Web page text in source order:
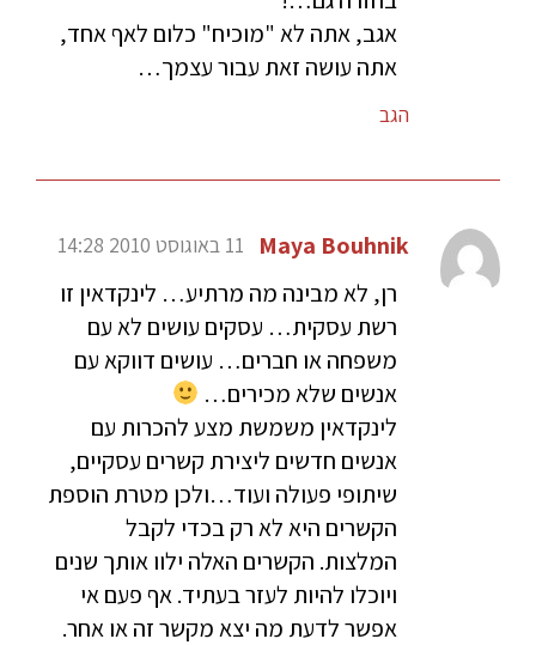
אגב, אתה לא "מוכיח" כלום לאף אחד,
אתה עושה זאת עבור עצמך…
הגב
Maya Bouhnik 11 באוגוסט 2010 14:28
רן, לא מבינה מה מרתיע… לינקדאין זו
רשת עסקית… עסקים עושים לא עם
משפחה או חברים… עושים דווקא עם
אנשים שלא מכירים…
לינקדאין משמשת מצע להכרות עם
אנשים חדשים ליצירת קשרים עסקיים,
שיתופי פעולה ועוד…ולכן מטרת הוספת
הקשרים היא לא רק בכדי לקבל
המלצות. הקשרים האלה ילוו אותך שנים
ויוכלו להיות לעזר בעתיד. אף פעם אי
אפשר לדעת מה יצא מקשר זה או אחר.